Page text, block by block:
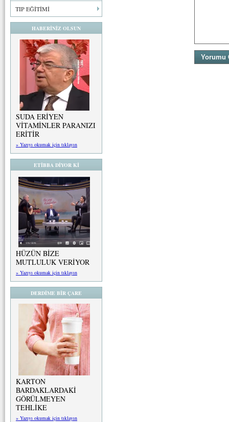
TIP EĞİTİMİ
HABERİNİZ OLSUN
SUDA ERİYEN
VİTAMİNLER PARANIZI
ERİTİR
» Yazıyı okumak için tıklayın
ETİBBA DİYOR Kİ
HÜZÜN BİZE
MUTLULUK VERİYOR
» Yazıyı okumak için tıklayın
DERDİME BİR ÇARE
KARTON
BARDAKLARDAKİ
GÖRÜLMEYEN
TEHLİKE
» Yazıyı okumak için tıklayın